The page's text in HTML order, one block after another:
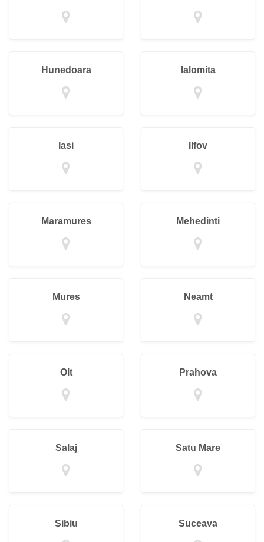
Hunedoara Ialomita
Iasi Ilfov
Maramures Mehedinti
Mures Neamt
Olt Prahova
Salaj Satu Mare
Sibiu Suceava